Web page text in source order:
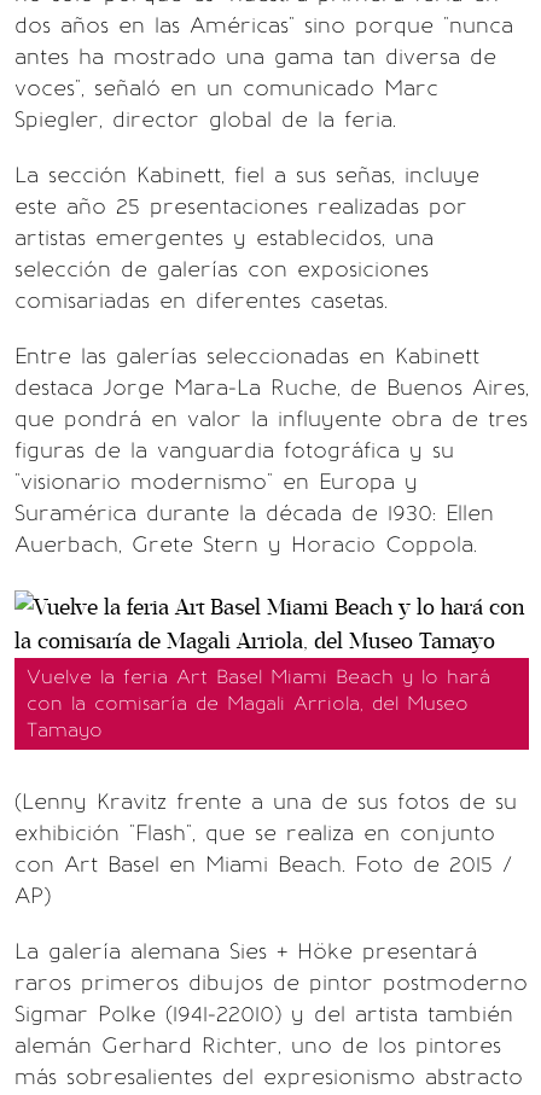
dos años en las Américas" sino porque "nunca
antes ha mostrado una gama tan diversa de
voces", señaló en un comunicado Marc
Spiegler, director global de la feria.
La sección Kabinett, fiel a sus señas, incluye
este año 25 presentaciones realizadas por
artistas emergentes y establecidos, una
selección de galerías con exposiciones
comisariadas en diferentes casetas.
Entre las galerías seleccionadas en Kabinett
destaca Jorge Mara-La Ruche, de Buenos Aires,
que pondrá en valor la influyente obra de tres
figuras de la vanguardia fotográfica y su
"visionario modernismo" en Europa y
Suramérica durante la década de 1930: Ellen
Auerbach, Grete Stern y Horacio Coppola.
Vuelve la feria Art Basel Miami Beach y lo hará
con la comisaría de Magali Arriola, del Museo
Tamayo
(Lenny Kravitz frente a una de sus fotos de su
exhibición "Flash", que se realiza en conjunto
con Art Basel en Miami Beach. Foto de 2015 /
AP)
La galería alemana Sies + Höke presentará
raros primeros dibujos de pintor postmoderno
Sigmar Polke (1941-22010) y del artista también
alemán Gerhard Richter, uno de los pintores
más sobresalientes del expresionismo abstracto